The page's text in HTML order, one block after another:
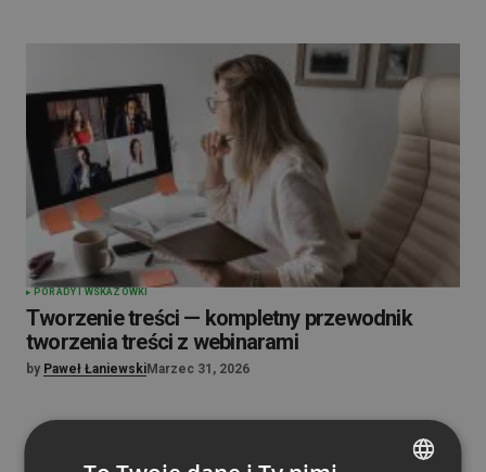
PORADY I WSKAZÓWKI
Tworzenie treści — kompletny przewodnik
tworzenia treści z webinarami
by Paweł ŁaniewskiMarzec 31, 2026